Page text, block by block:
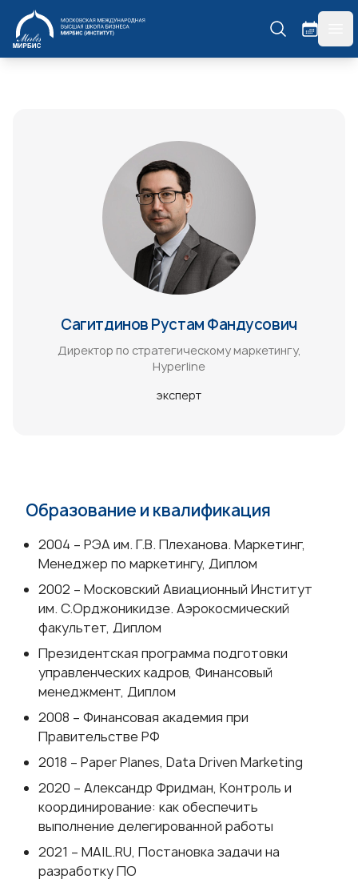
МИРБИС
Сагитдинов Рустам Фандусович
Директор по стратегическому маркетингу,
Hyperline
эксперт
Образование и квалификация
2004 – РЭА им. Г.В. Плеханова. Маркетинг,
Менеджер по маркетингу, Диплом
2002 – Московский Авиационный Институт
им. С.Орджоникидзе. Аэрокосмический
факультет, Диплом
Президентская программа подготовки
управленческих кадров, Финансовый
менеджмент, Диплом
2008 – Финансовая академия при
Правительстве РФ
2018 – Paper Planes, Data Driven Marketing
2020 – Александр Фридман, Контроль и
координирование: как обеспечить
выполнение делегированной работы
2021 – MAIL.RU, Постановка задачи на
разработку ПО